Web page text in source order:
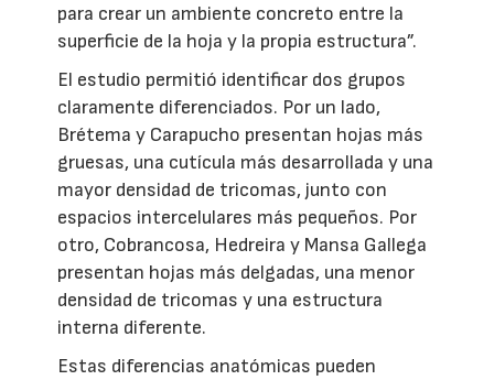
para crear un ambiente concreto entre la
superficie de la hoja y la propia estructura”.
El estudio permitió identificar dos grupos
claramente diferenciados. Por un lado,
Brétema y Carapucho presentan hojas más
gruesas, una cutícula más desarrollada y una
mayor densidad de tricomas, junto con
espacios intercelulares más pequeños. Por
otro, Cobrancosa, Hedreira y Mansa Gallega
presentan hojas más delgadas, una menor
densidad de tricomas y una estructura
interna diferente.
Estas diferencias anatómicas pueden